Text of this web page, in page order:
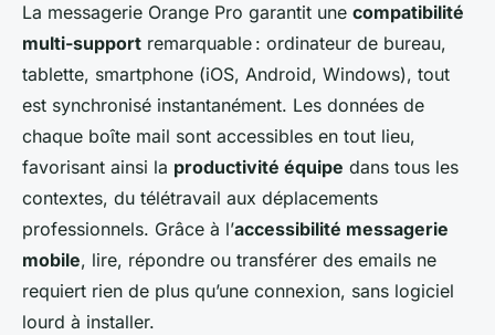
La messagerie Orange Pro garantit une compatibilité
multi-support remarquable : ordinateur de bureau,
tablette, smartphone (iOS, Android, Windows), tout
est synchronisé instantanément. Les données de
chaque boîte mail sont accessibles en tout lieu,
favorisant ainsi la productivité équipe dans tous les
contextes, du télétravail aux déplacements
professionnels. Grâce à l’accessibilité messagerie
mobile, lire, répondre ou transférer des emails ne
requiert rien de plus qu’une connexion, sans logiciel
lourd à installer.